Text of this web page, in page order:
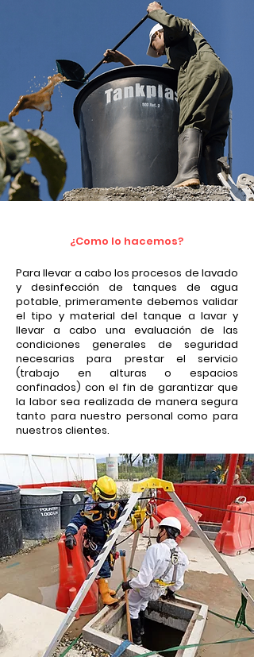
¿Como lo hacemos?
Para llevar a cabo los procesos de lavado
y desinfección de tanques de agua
potable, primeramente debemos validar
el tipo y material del tanque a lavar y
llevar a cabo una evaluación de las
condiciones generales de seguridad
necesarias para prestar el servicio
(trabajo en alturas o espacios
confinados) con el fin de garantizar que
la labor sea realizada de manera segura
tanto para nuestro personal como para
nuestros clientes.